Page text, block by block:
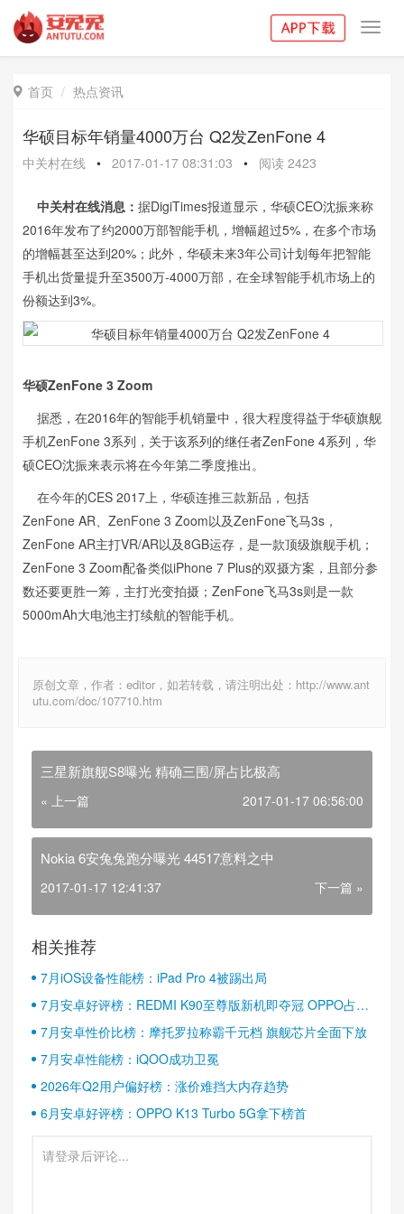
 首页 热点资讯
华硕目标年销量4000万台 Q2发ZenFone 4
中关村在线 • 2017-01-17 08:31:03 • 阅读 2423
中关村在线消息： 据DigiTimes报道显示，华硕CEO沈振来称
2016年发布了约2000万部智能手机，增幅超过5%，在多个市场
的增幅甚至达到20%；此外，华硕未来3年公司计划每年把智能
手机出货量提升至3500万-4000万部，在全球智能手机市场上的
份额达到3%。
华硕ZenFone 3 Zoom
据悉，在2016年的智能手机销量中，很大程度得益于华硕旗舰
手机ZenFone 3系列，关于该系列的继任者ZenFone 4系列，华
硕CEO沈振来表示将在今年第二季度推出。
在今年的CES 2017上，华硕连推三款新品，包括
ZenFone AR、ZenFone 3 Zoom以及ZenFone飞马3s，
ZenFone AR主打VR/AR以及8GB运存，是一款顶级旗舰手机；
ZenFone 3 Zoom配备类似iPhone 7 Plus的双摄方案，且部分参
数还要更胜一筹，主打光变拍摄；ZenFone飞马3s则是一款
5000mAh大电池主打续航的智能手机。
原创文章，作者：editor，如若转载，请注明出处：http://www.ant
utu.com/doc/107710.htm
三星新旗舰S8曝光 精确三围/屏占比极高
« 上一篇 2017-01-17 06:56:00
Nokia 6安兔兔跑分曝光 44517意料之中
2017-01-17 12:41:37 下一篇 »
相关推荐
7月iOS设备性能榜：iPad Pro 4被踢出局
7月安卓好评榜：REDMI K90至尊版新机即夺冠 OPPO占据
半壁江山
7月安卓性价比榜：摩托罗拉称霸千元档 旗舰芯片全面下放
7月安卓性能榜：iQOO成功卫冕
2026年Q2用户偏好榜：涨价难挡大内存趋势
6月安卓好评榜：OPPO K13 Turbo 5G拿下榜首